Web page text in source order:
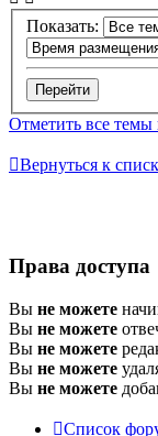
Показать:
Отметить все темы
Вернуться к
Права доступа
Вы не можете
Вы не можете
Вы не можете
Вы не можете
Вы не можете
Список